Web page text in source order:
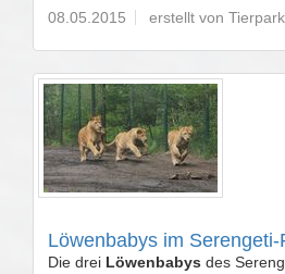
08.05.2015 erstellt von
Löwenbabys im Serengeti-
Die drei Löwenbabys des